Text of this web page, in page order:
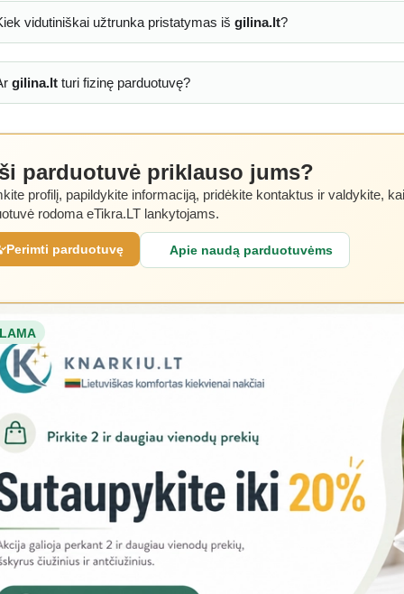
vidutiniškai užtrunka pristatymas iš gilina.lt?
gilina.ltturi fizinę parduotuvę?
parduotuvė priklauso jums?
profilį, papildykite informaciją, pridėkite kontaktus ir valdykite,
rodoma eTikra.LT lankytojams.
Perimti parduotuvę Apie naudą parduotuvėms